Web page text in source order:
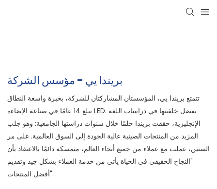
بريندا يي - مؤسس الشركة
تتمتع بريندا يي، المؤسستان المشاركتان للشركة، بخبرة واسعة النطاق
تبلغ 14 عامًا في صناعة الإضاءة LED. بفضل خلفيتها في دراسات اللغة
الإنجليزية، حققت بريندا حلمًا خلال سنوات دراستها الجامعية: وهو جلب
المزيد من المنتجات الصينية عالية الجودة إلى السوق العالمية. على مر
السنين، عملت مع عملاء من جميع أنحاء العالم، متمسكة دائمًا بالاعتقاد بأن
"النجاح الحقيقي في الحياة يأتي من خدمة العملاء بشكل جيد وتقديم
أفضل المنتجات".